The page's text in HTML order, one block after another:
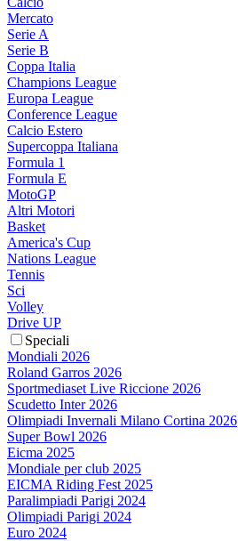
Mercato
Serie A
Serie B
Coppa Italia
Champions League
Europa League
Conference League
Calcio Estero
Supercoppa Italiana
Formula 1
Formula E
MotoGP
Altri Motori
Basket
America's Cup
Nations League
Tennis
Sci
Volley
Drive UP
Speciali
Mondiali 2026
Roland Garros 2026
Sportmediaset Live Riccione 2026
Scudetto Inter 2026
Olimpiadi Invernali Milano Cortina 2026
Super Bowl 2026
Eicma 2025
Mondiale per club 2025
EICMA Riding Fest 2025
Paralimpiadi Parigi 2024
Olimpiadi Parigi 2024
Euro 2024